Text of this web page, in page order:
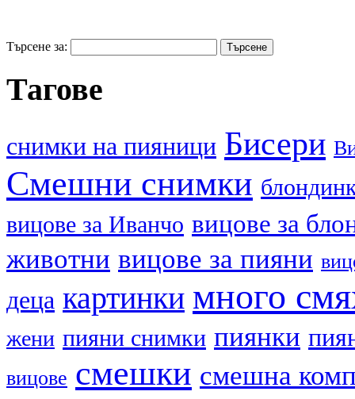
Търсене за:
Тагове
cнимки на пияници Бисери
Смешни снимки
вицове за Иванчо вицове за
животни вицове за пияни
деца картинки много
жени пияни снимки пиянки
вицове смешки смешна